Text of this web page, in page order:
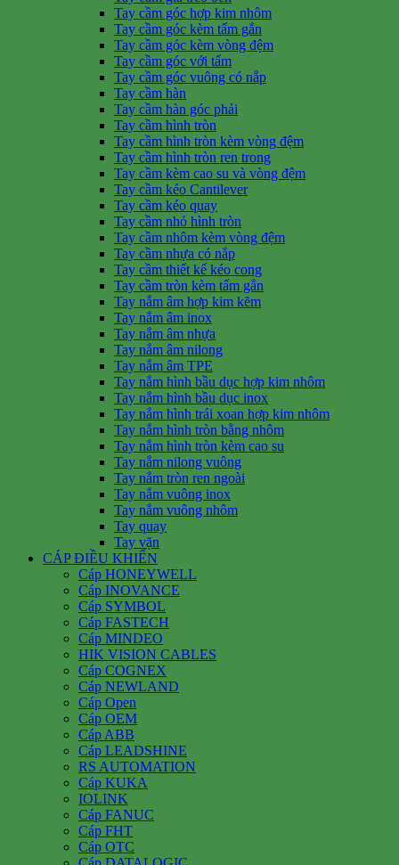
Tay cầm góc hợp kim nhôm
Tay cầm góc kèm tấm gắn
Tay cầm góc kèm vòng đệm
Tay cầm góc với tấm
Tay cầm góc vuông có nắp
Tay cầm hàn
Tay cầm hàn góc phải
Tay cầm hình tròn
Tay cầm hình tròn kèm vòng đệm
Tay cầm hình tròn ren trong
Tay cầm kèm cao su và vòng đệm
Tay cầm kéo Cantilever
Tay cầm kéo quay
Tay cầm nhỏ hình tròn
Tay cầm nhôm kèm vòng đệm
Tay cầm nhựa có nắp
Tay cầm thiết kế kéo cong
Tay cầm tròn kèm tấm gắn
Tay nắm âm hợp kim kẽm
Tay nắm âm inox
Tay nắm âm nhựa
Tay nắm âm nilong
Tay nắm âm TPE
Tay nắm hình bầu dục hợp kim nhôm
Tay nắm hình bầu dục inox
Tay nắm hình trái xoan hợp kim nhôm
Tay nắm hình tròn bằng nhôm
Tay nắm hình tròn kèm cao su
Tay nắm nilong vuông
Tay nắm tròn ren ngoài
Tay nắm vuông inox
Tay nắm vuông nhôm
Tay quay
Tay vặn
CÁP ĐIỀU KHIỂN
Cáp HONEYWELL
Cáp INOVANCE
Cáp SYMBOL
Cáp FASTECH
Cáp MINDEO
HIK VISION CABLES
Cáp COGNEX
Cáp NEWLAND
Cáp Open
Cáp OEM
Cáp ABB
Cáp LEADSHINE
RS AUTOMATION
Cáp KUKA
IOLINK
Cáp FANUC
Cáp FHT
Cáp OTC